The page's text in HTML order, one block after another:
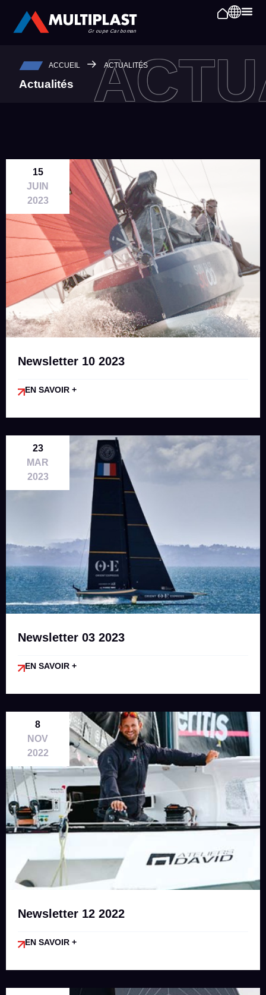
ACCUEIL ACTUALITÉS
Actualités
15
JUIN
2023
Newsletter 10 2023
EN SAVOIR +
23
MAR
2023
Newsletter 03 2023
EN SAVOIR +
8
NOV
2022
Newsletter 12 2022
EN SAVOIR +